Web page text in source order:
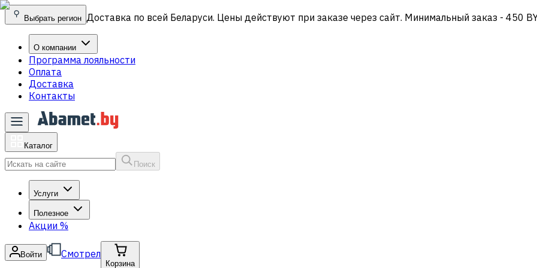
Выбрать регион Доставка по всей Беларуси. Цены действуют при заказе через сайт. Минимальный заказ - 450
О компании
Программа лояльности
Оплата
Доставка
Контакты
Каталог
Поиск
Услуги
Полезное
Акции %
Войти Смотрел
Корзина